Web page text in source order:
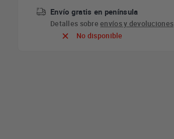
Envío gratis en península
Detalles sobreenvíos y devoluciones
No disponible